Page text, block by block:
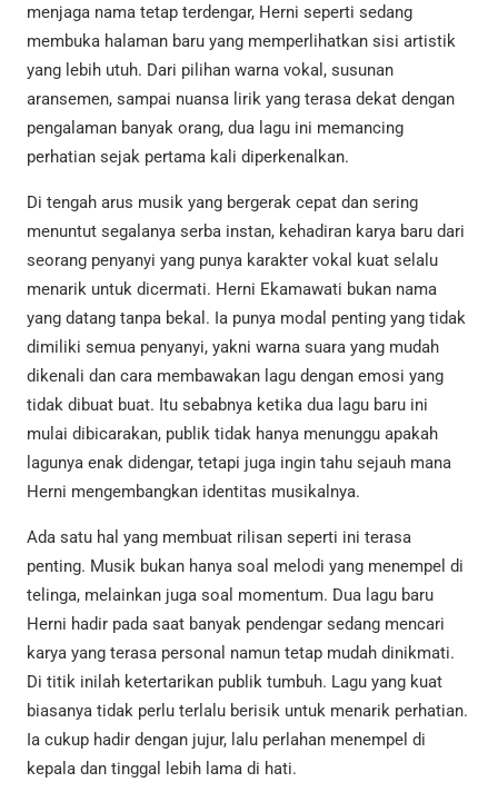
menjaga nama tetap terdengar, Herni seperti sedang
membuka halaman baru yang memperlihatkan sisi artistik
yang lebih utuh. Dari pilihan warna vokal, susunan
aransemen, sampai nuansa lirik yang terasa dekat dengan
pengalaman banyak orang, dua lagu ini memancing
perhatian sejak pertama kali diperkenalkan.
Di tengah arus musik yang bergerak cepat dan sering
menuntut segalanya serba instan, kehadiran karya baru dari
seorang penyanyi yang punya karakter vokal kuat selalu
menarik untuk dicermati. Herni Ekamawati bukan nama
yang datang tanpa bekal. Ia punya modal penting yang tidak
dimiliki semua penyanyi, yakni warna suara yang mudah
dikenali dan cara membawakan lagu dengan emosi yang
tidak dibuat buat. Itu sebabnya ketika dua lagu baru ini
mulai dibicarakan, publik tidak hanya menunggu apakah
lagunya enak didengar, tetapi juga ingin tahu sejauh mana
Herni mengembangkan identitas musikalnya.
Ada satu hal yang membuat rilisan seperti ini terasa
penting. Musik bukan hanya soal melodi yang menempel di
telinga, melainkan juga soal momentum. Dua lagu baru
Herni hadir pada saat banyak pendengar sedang mencari
karya yang terasa personal namun tetap mudah dinikmati.
Di titik inilah ketertarikan publik tumbuh. Lagu yang kuat
biasanya tidak perlu terlalu berisik untuk menarik perhatian.
Ia cukup hadir dengan jujur, lalu perlahan menempel di
kepala dan tinggal lebih lama di hati.